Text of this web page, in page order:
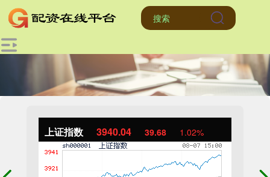
上证指数 3940.04 39.68 1.02%